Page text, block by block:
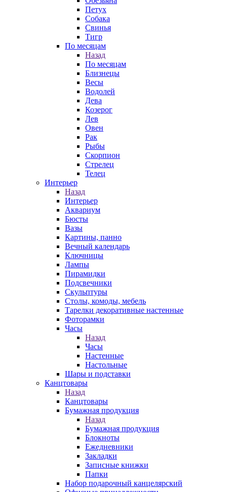
Петух
Собака
Свинья
Тигр
По месяцам
Назад
По месяцам
Близнецы
Весы
Водолей
Дева
Козерог
Лев
Овен
Рак
Рыбы
Скорпион
Стрелец
Телец
Интерьер
Назад
Интерьер
Аквариум
Бюсты
Вазы
Картины, панно
Вечный календарь
Ключницы
Лампы
Пирамидки
Подсвечники
Скульптуры
Столы, комоды, мебель
Тарелки декоративные настенные
Фоторамки
Часы
Назад
Часы
Настенные
Настольные
Шары и подставки
Канцтовары
Назад
Канцтовары
Бумажная продукция
Назад
Бумажная продукция
Блокноты
Ежедневники
Закладки
Записные книжки
Папки
Набор подарочный канцелярский